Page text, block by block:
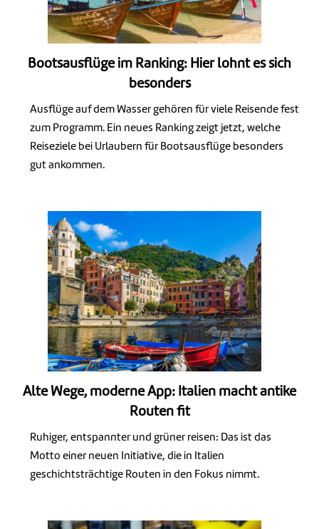
Bootsausflüge im Ranking: Hier lohnt es sich
besonders
Ausflüge auf dem Wasser gehören für viele Reisende fest
zum Programm. Ein neues Ranking zeigt jetzt, welche
Reiseziele bei Urlaubern für Bootsausflüge besonders
gut ankommen.
Alte Wege, moderne App: Italien macht antike
Routen fit
Ruhiger, entspannter und grüner reisen: Das ist das
Motto einer neuen Initiative, die in Italien
geschichtsträchtige Routen in den Fokus nimmt.